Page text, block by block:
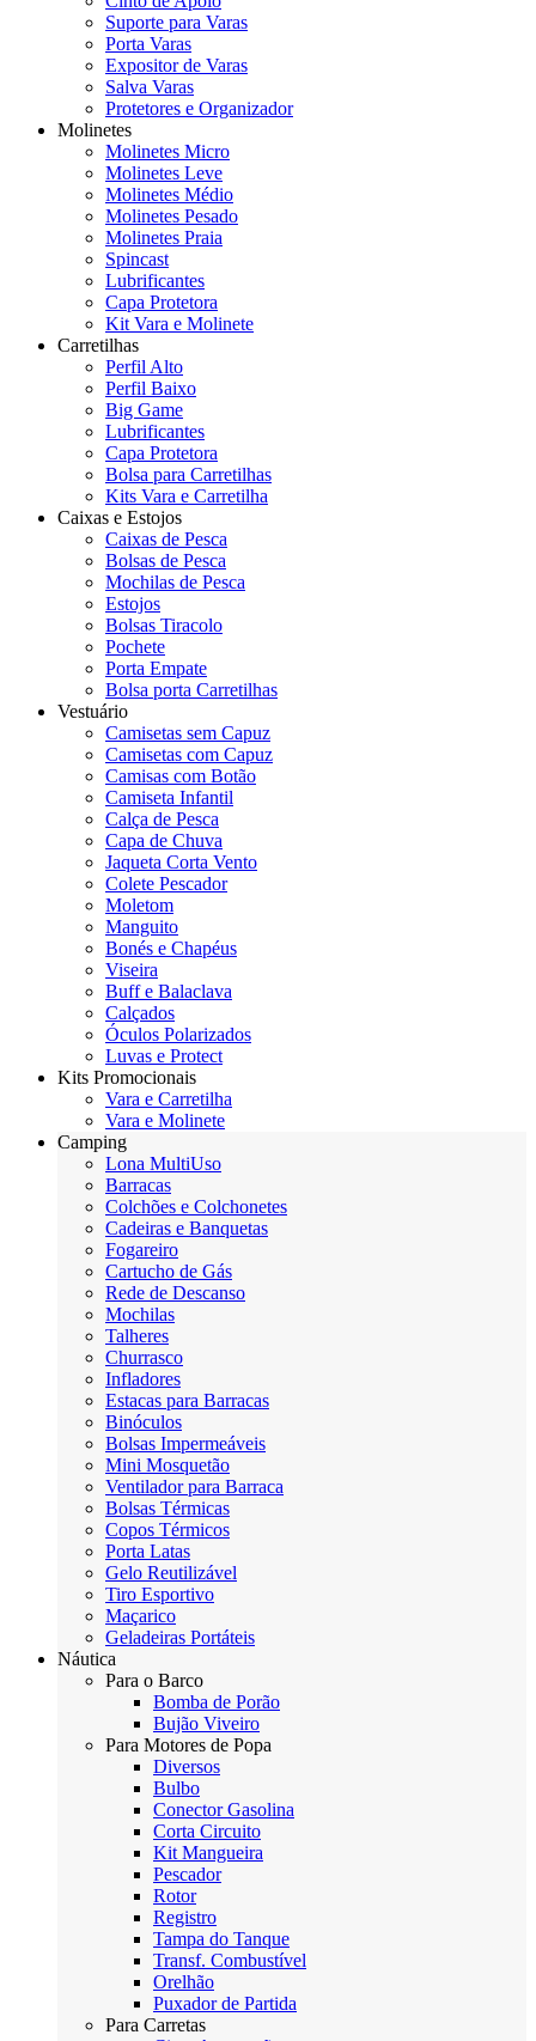
Suporte para Varas
Porta Varas
Expositor de Varas
Salva Varas
Protetores e Organizador
Molinetes
Molinetes Micro
Molinetes Leve
Molinetes Médio
Molinetes Pesado
Molinetes Praia
Spincast
Lubrificantes
Capa Protetora
Kit Vara e Molinete
Carretilhas
Perfil Alto
Perfil Baixo
Big Game
Lubrificantes
Capa Protetora
Bolsa para Carretilhas
Kits Vara e Carretilha
Caixas e Estojos
Caixas de Pesca
Bolsas de Pesca
Mochilas de Pesca
Estojos
Bolsas Tiracolo
Pochete
Porta Empate
Bolsa porta Carretilhas
Vestuário
Camisetas sem Capuz
Camisetas com Capuz
Camisas com Botão
Camiseta Infantil
Calça de Pesca
Capa de Chuva
Jaqueta Corta Vento
Colete Pescador
Moletom
Manguito
Bonés e Chapéus
Viseira
Buff e Balaclava
Calçados
Óculos Polarizados
Luvas e Protect
Kits Promocionais
Vara e Carretilha
Vara e Molinete
Camping
Lona MultiUso
Barracas
Colchões e Colchonetes
Cadeiras e Banquetas
Fogareiro
Cartucho de Gás
Rede de Descanso
Mochilas
Talheres
Churrasco
Infladores
Estacas para Barracas
Binóculos
Bolsas Impermeáveis
Mini Mosquetão
Ventilador para Barraca
Bolsas Térmicas
Copos Térmicos
Porta Latas
Gelo Reutilizável
Tiro Esportivo
Maçarico
Geladeiras Portáteis
Náutica
Para o Barco
Bomba de Porão
Bujão Viveiro
Para Motores de Popa
Diversos
Bulbo
Conector Gasolina
Corta Circuito
Kit Mangueira
Pescador
Rotor
Registro
Tampa do Tanque
Transf. Combustível
Orelhão
Puxador de Partida
Para Carretas